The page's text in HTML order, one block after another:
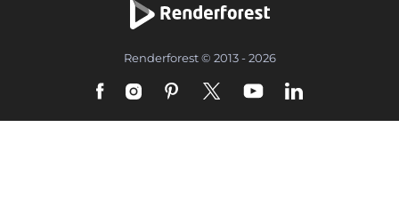
Renderforest © 2013 - 2026